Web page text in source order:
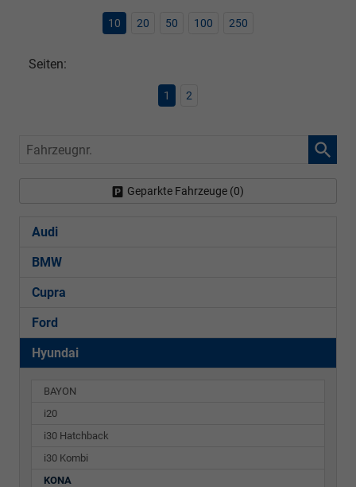
10 20 50 100 250
Seiten:
1 2
Fahrzeugnr.
Geparkte Fahrzeuge (0)
Audi
BMW
Cupra
Ford
Hyundai
BAYON
i20
i30 Hatchback
i30 Kombi
KONA